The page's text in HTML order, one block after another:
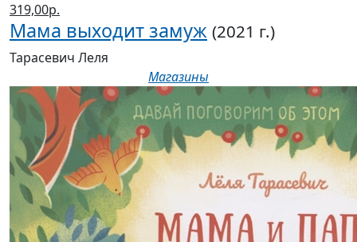
319,00р.
Мама выходит замуж (2021 г.)
Тарасевич Леля
Магазины